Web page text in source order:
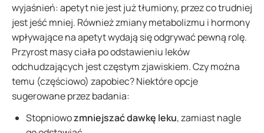
wyjaśnień: apetyt nie jest już tłumiony, przez co trudniej
jest jeść mniej. Również zmiany metabolizmu i hormony
wpływające na apetyt wydają się odgrywać pewną rolę.
Przyrost masy ciała po odstawieniu leków
odchudzających jest częstym zjawiskiem. Czy można
temu (częściowo) zapobiec? Niektóre opcje
sugerowane przez badania:
Stopniowozmniejszać dawkę leku, zamiast nagle